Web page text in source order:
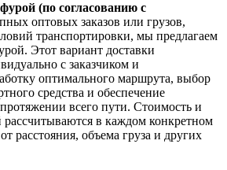
(по согласованию с
оптовых заказов или грузов,
транспортировки, мы предлагаем
Этот вариант доставки
с заказчиком и
оптимального маршрута, выбор
средства и обеспечение
всего пути. Стоимость и
рассчитываются в каждом конкретном
расстояния, объема груза и других